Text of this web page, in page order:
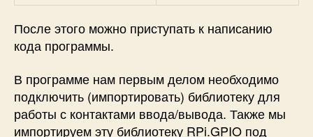
После этого можно приступать к написанию
кода программы.
В программе нам первым делом необходимо
подключить (импортировать) библиотеку для
работы с контактами ввода/вывода. Также мы
импортируем эту библиотеку RPi.GPIO под